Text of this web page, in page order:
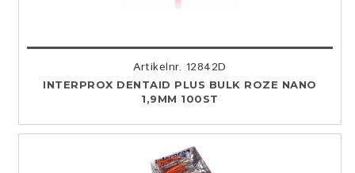
Artikelnr. 12842D
INTERPROX DENTAID PLUS BULK ROZE NANO
1,9MM 100ST